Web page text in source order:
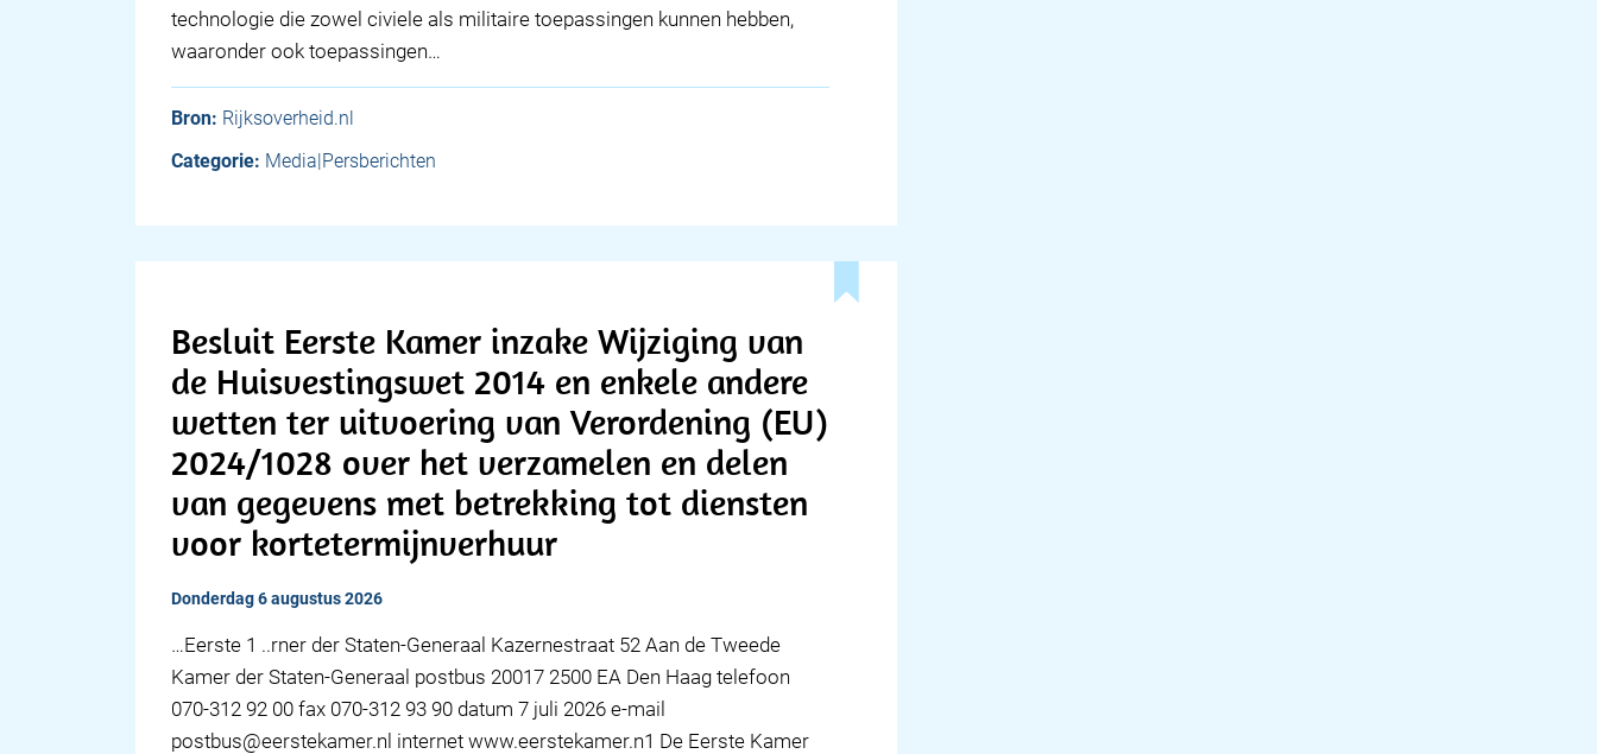
technologie die zowel civiele als militaire toepassingen kunnen hebben,
waaronder ook toepassingen…
Bron: Rijksoverheid.nl
Categorie: Media|Persberichten
Besluit Eerste Kamer inzake Wijziging van
de Huisvestingswet 2014 en enkele andere
wetten ter uitvoering van Verordening (EU)
2024/1028 over het verzamelen en delen
van gegevens met betrekking tot diensten
voor kortetermijnverhuur
donderdag 6 augustus 2026
…Eerste 1 ..rner der Staten-Generaal Kazernestraat 52 Aan de Tweede
Kamer der Staten-Generaal postbus 20017 2500 EA Den Haag telefoon
070-312 92 00 fax 070-312 93 90 datum 7 juli 2026 e-mail
postbus@eerstekamer.nl internet www.eerstekamer.n1 De Eerste Kamer